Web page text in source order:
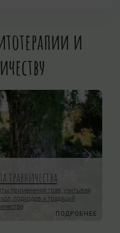
и
травничества
применения трав, учитывая
подходов и традиций
ПОДРОБНЕЕ